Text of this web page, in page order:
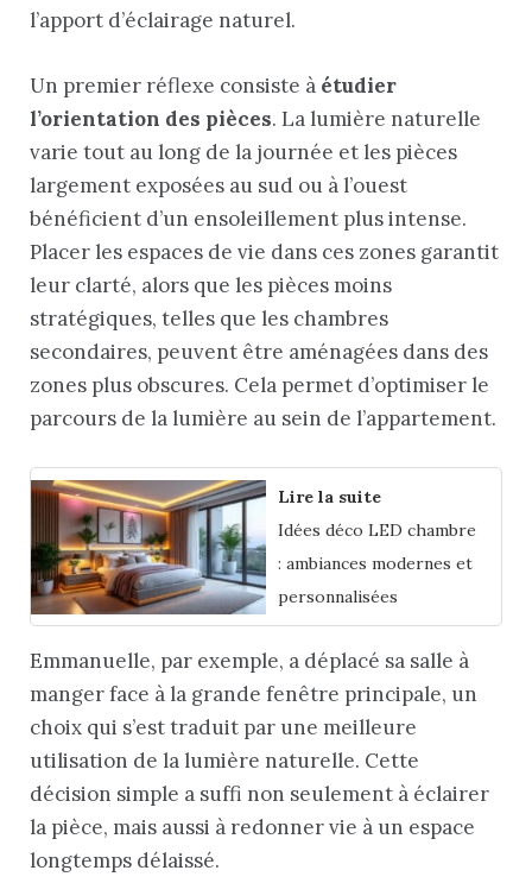
l’apport d’éclairage naturel.
Un premier réflexe consiste à étudier
l’orientation des pièces. La lumière naturelle
varie tout au long de la journée et les pièces
largement exposées au sud ou à l’ouest
bénéficient d’un ensoleillement plus intense.
Placer les espaces de vie dans ces zones garantit
leur clarté, alors que les pièces moins
stratégiques, telles que les chambres
secondaires, peuvent être aménagées dans des
zones plus obscures. Cela permet d’optimiser le
parcours de la lumière au sein de l’appartement.
Lire la suite
Idées déco LED chambre
: ambiances modernes et
personnalisées
Emmanuelle, par exemple, a déplacé sa salle à
manger face à la grande fenêtre principale, un
choix qui s’est traduit par une meilleure
utilisation de la lumière naturelle. Cette
décision simple a suffi non seulement à éclairer
la pièce, mais aussi à redonner vie à un espace
longtemps délaissé.